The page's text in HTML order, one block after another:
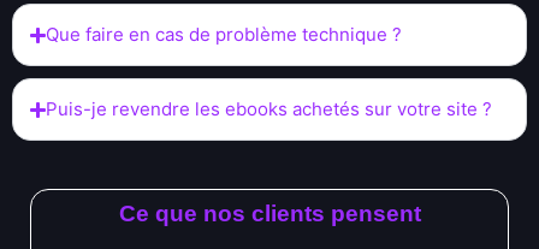
Que faire en cas de problème technique ?
Puis-je revendre les ebooks achetés sur votre site ?
Ce que nos clients pensent